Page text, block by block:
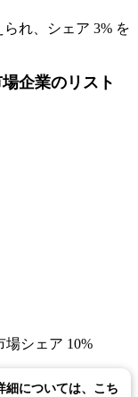
れ、シェア 3% を
企業のリスト
場シェア 10%
細については、こち